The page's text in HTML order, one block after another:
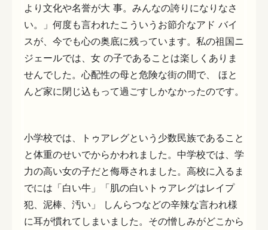
より文化や名誉が大 事。みんなの誇りになりなさ
い。」何度も言われたこういうお節介なアド バイ
スが、今でも心の奥底に残っています。私の祖国ニ
ジェールでは、女 の子であることは楽しくありま
せんでした。心配性の母と危険な街の間で、 ほと
んど家に閉じ込もって過ごすしかなかったのです。
小学校では、トゥアレグという少数民族であること
と体重のせいでからかわれました。中学校では、学
力の高い女の子だと侮辱されました。高校に入るま
でには「白い牛」「肌の白いトゥアレグはレイプ
犯、泥棒、汚い」 しんらつなどの辛辣な言われ様
に耳が慣れてしまいました。その憎しみがどこから